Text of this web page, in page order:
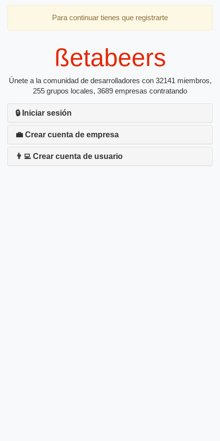
Para continuar tienes que registrarte
ßetabeers
Únete a la comunidad de desarrolladores con 32141 miembros,
255 grupos locales, 3689 empresas contratando
🔒 Iniciar sesión
💼 Crear cuenta de empresa
👨‍💻 Crear cuenta de usuario